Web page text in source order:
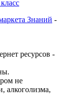
Знаний -
ресурсов -
не
алкоголизма,